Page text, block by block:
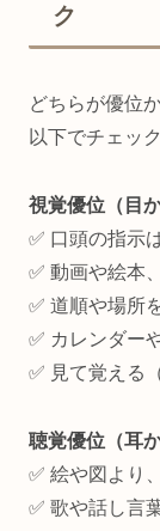
ク
どちらが優位
以下でチェッ
視覚優位（目
✅ 口頭の指示
✅ 動画や絵本
✅ 道順や場所
✅ カレンダー
✅ 見て覚える
聴覚優位（耳
✅ 絵や図より
✅ 歌や話し言